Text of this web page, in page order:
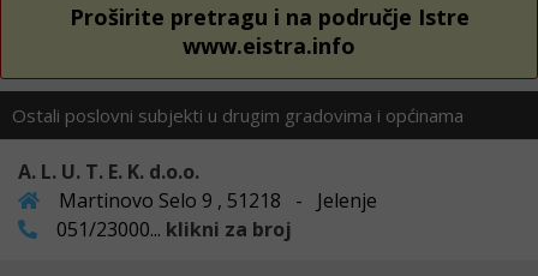
Proširite pretragu i na područje Istre
www.eistra.info
Ostali poslovni subjekti u drugim gradovima i općinama
A. L. U. T. E. K. d.o.o.
Martinovo Selo 9 , 51218 - Jelenje
051/23000... klikni za broj